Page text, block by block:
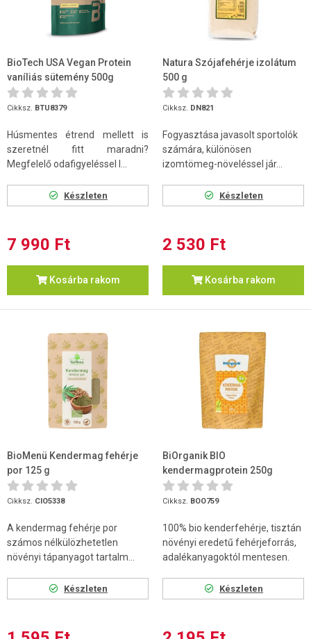
BioTech USA Vegan Protein
vaníliás sütemény 500g
Cikksz. BTU8379
Húsmentes étrend mellett is
szeretnél fitt maradni?
Megfelelő odafigyeléssel l...
Készleten
7 990 Ft
Kosárba rakom
Natura Szójafehérje izolátum
500 g
Cikksz. DN821
Fogyasztása javasolt sportolók
számára, különösen
izomtömeg-növeléssel jár...
Készleten
2 530 Ft
Kosárba rakom
BioMenü Kendermag fehérje
por 125 g
Cikksz. CIO5338
A kendermag fehérje por
számos nélkülözhetetlen
növényi tápanyagot tartalm...
Készleten
BiOrganik BIO
kendermagprotein 250g
Cikksz. BOO759
100% bio kenderfehérje, tisztán
növényi eredetű fehérjeforrás,
adalékanyagoktól mentesen.
Készleten